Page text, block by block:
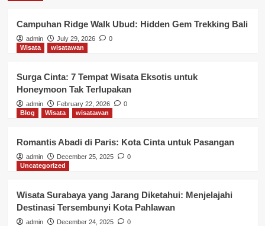
Campuhan Ridge Walk Ubud: Hidden Gem Trekking Bali
admin July 29, 2026
0
Wisata
wisatawan
Surga Cinta: 7 Tempat Wisata Eksotis untuk
Honeymoon Tak Terlupakan
admin February 22, 2026
0
Blog
Wisata wisatawan
Romantis Abadi di Paris: Kota Cinta untuk Pasangan
admin December 25, 2025
0
Uncategorized
Wisata Surabaya yang Jarang Diketahui: Menjelajahi
Destinasi Tersembunyi Kota Pahlawan
admin December 24, 2025
0